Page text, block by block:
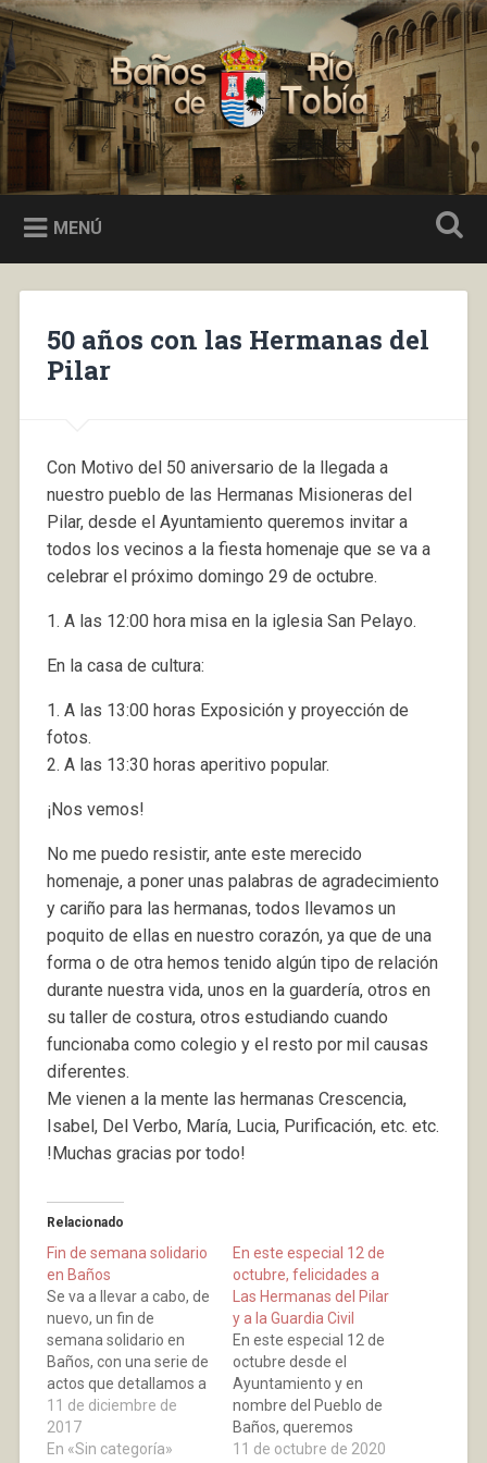
Saltar
al
contenido
Buscar
Baños de Río Tobía
MENÚ
50 años con las Hermanas del
Pilar
Con Motivo del 50 aniversario de la llegada a
nuestro pueblo de las Hermanas Misioneras del
Pilar, desde el Ayuntamiento queremos invitar a
todos los vecinos a la fiesta homenaje que se va a
celebrar el próximo domingo 29 de octubre.
1. A las 12:00 hora misa en la iglesia San Pelayo.
En la casa de cultura:
1. A las 13:00 horas Exposición y proyección de
fotos.
2. A las 13:30 horas aperitivo popular.
¡Nos vemos!
No me puedo resistir, ante este merecido
homenaje, a poner unas palabras de agradecimiento
y cariño para las hermanas, todos llevamos un
poquito de ellas en nuestro corazón, ya que de una
forma o de otra hemos tenido algún tipo de relación
durante nuestra vida, unos en la guardería, otros en
su taller de costura, otros estudiando cuando
funcionaba como colegio y el resto por mil causas
diferentes.
Me vienen a la mente las hermanas Crescencia,
Isabel, Del Verbo, María, Lucia, Purificación, etc. etc.
!Muchas gracias por todo!
Relacionado
Fin de semana solidario
en Baños
Se va a llevar a cabo, de
nuevo, un fin de
semana solidario en
Baños, con una serie de
actos que detallamos a
continuación: Viernes
15 de Diciembre 18:00
horas Café solidario en
11 de diciembre de
2017
En «Sin categoría»
En este especial 12 de
octubre, felicidades a
Las Hermanas del Pilar
y a la Guardia Civil
En este especial 12 de
octubre desde el
Ayuntamiento y en
nombre del Pueblo de
Baños, queremos
felicitar en su día a Las
11 de octubre de 2020